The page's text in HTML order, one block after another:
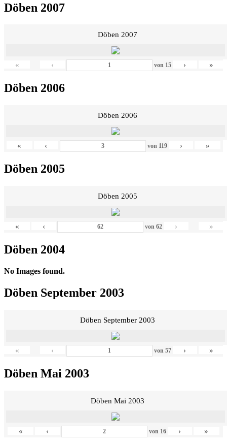
Döben 2007
Döben 2007
« ‹ von 15 › »
Döben 2006
Döben 2006
« ‹ von 119 › »
Döben 2005
Döben 2005
« ‹ von62 › »
Döben 2004
No Images found.
Döben September 2003
Döben September 2003
« ‹ von 57 › »
Döben Mai 2003
Döben Mai 2003
« ‹ von 16 › »